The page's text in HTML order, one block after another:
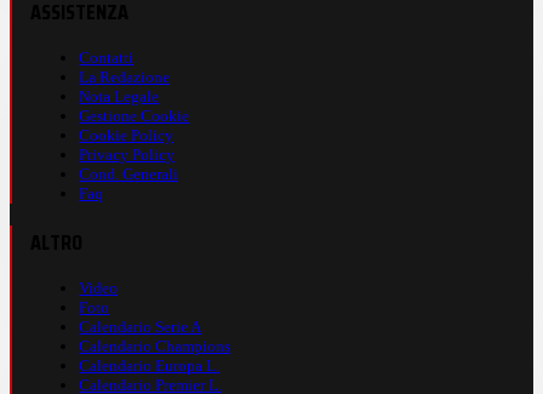
Contatti
La Redazione
Nota Legale
Gestione Cookie
Cookie Policy
Privacy Policy
Cond. Generali
Faq
Video
Foto
Calendario Serie A
Calendario Champions
Calendario Europa L.
Calendario Premier L.